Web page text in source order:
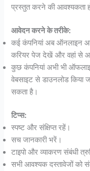
प्रस्तुत करने की आवश्यकता
आवेदन करने के तरीके:
कई कंपनियां अब ऑनलाइन
करियर पेज देखें और वहां से
कुछ कंपनियां अभी भी
वेबसाइट से डाउनलोड किया
सकता है।
टिप्स:
स्पष्ट और संक्षिप्त रहें।
सच जानकारी भरें।
टाइपो और व्याकरण संबंधी
सभी आवश्यक दस्तावेजों को